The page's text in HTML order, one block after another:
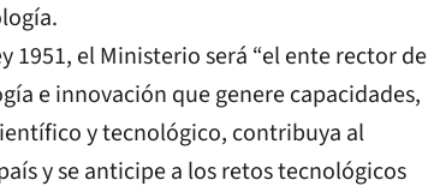
1951, el Ministerio será “el ente rector de
e innovación que genere capacidades,
y tecnológico, contribuya al
y se anticipe a los retos tecnológicos